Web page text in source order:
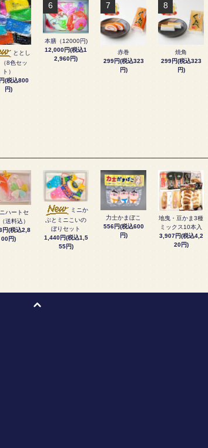
ととし
8色セッ
ト）
(税込800
円)
6
本膳（12000円)
12,000円(税込1
2,960円)
7
赤巻
299円(税込323
円)
8
焼角
299円(税込323
円)
ハートセ
送料込）
円(税込2,8
00円)
ミニか
ぶとミニこいの
ぼりセット
1,440円(税込1,5
55円)
力士かまぼこ
556円(税込600
円)
地曳・豆かま3種
ミックス10本入
3,907円(税込4,2
20円)